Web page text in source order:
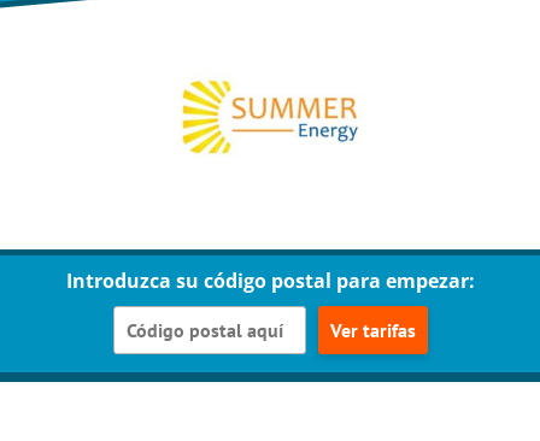
Introduzca su código postal para empezar:
Ver tarifas